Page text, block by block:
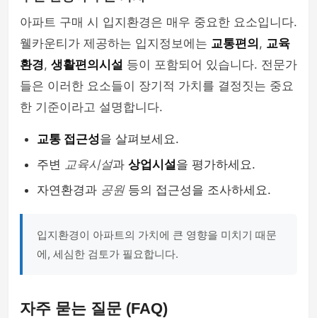
아파트 구매 시 입지환경은 매우 중요한 요소입니다.
웰카운티가 제공하는 입지정보에는 교통편의 , 교육
환경, 생활편의시설 등이 포함되어 있습니다. 전문가
들은 이러한 요소들이 장기적 가치를 결정짓는 중요
한 기준이라고 설명합니다.
교통 접근성을 살펴보세요.
주변 교육시설과 상업시설을 평가하세요.
자연환경과 공원등의 접근성을 조사하세요.
입지환경이 아파트의 가치에 큰 영향을 미치기 때문
에, 세심한 검토가 필요합니다.
자주 묻는 질문 (FAQ)